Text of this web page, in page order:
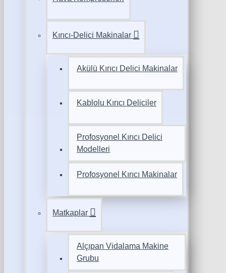
Kırıcı-Delici Makinalar
Akülü Kırıcı Delici Makinalar
Kablolu Kırıcı Deliciler
Profosyonel Kırıcı Delici
Modelleri
Profosyonel Kırıcı Makinalar
Matkaplar
Alçıpan Vidalama Makine
Grubu